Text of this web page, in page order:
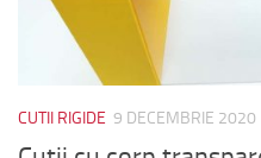
CUTII RIGIDE 9 DECEMBRIE 2020